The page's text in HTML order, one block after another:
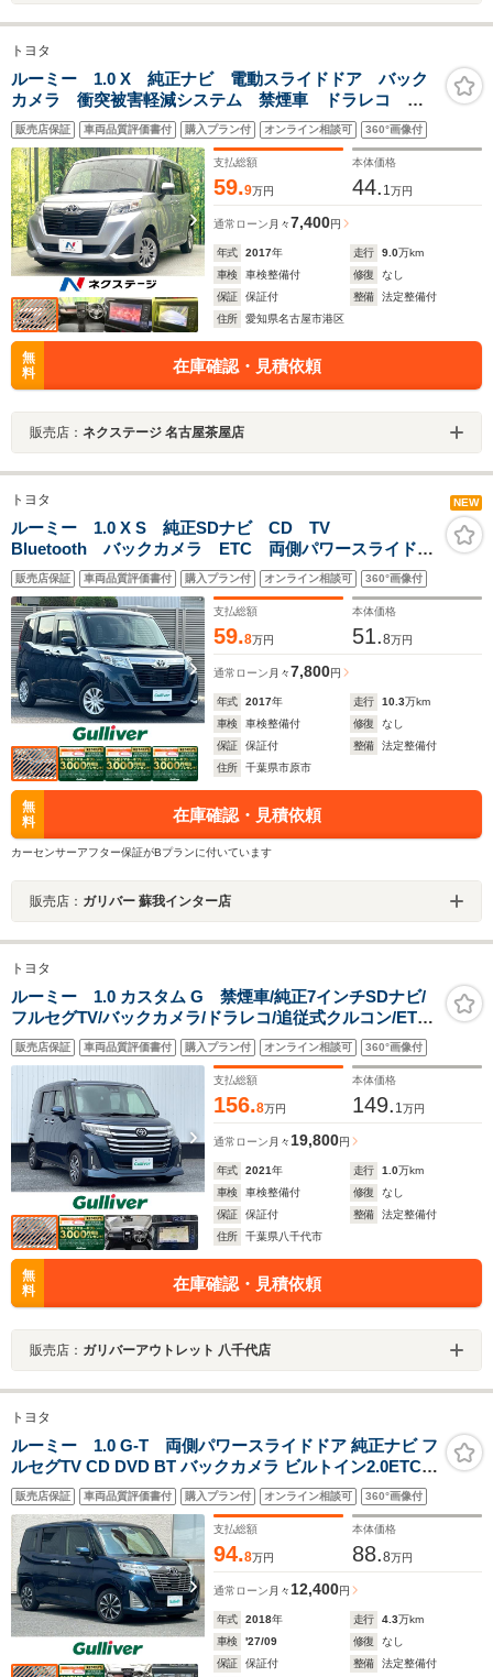
トヨタ
ルーミー 1.0 X 純正ナビ 電動スライドドア バック
カメラ 衝突被害軽減システム 禁煙車 ドラレコ ス
マートキー ETC オートライト Bluetooth CD
DVD再生 フルセグ
販売店保証 車両品質評価書付 購入プラン付 オンライン相談可 360°画像付
支払総額
59.9万円
本体価格
44. 1万円
通常ローン 月々7,400円
年式 2017年 走行 9.0万km
車検
車検整備付 修復
なし
保証
保証付 整備
法定整備付
住所
愛知県名古屋市港区
無
料
在庫確認・見積依頼
販売店： ネクステージ 名古屋茶屋店
トヨタ NEW
ルーミー 1.0 X S 純正SDナビ CD TV
Bluetooth バックカメラ ETC 両側パワースライドド
ア 衝突回避支援ブレーキ 誤発進抑制制御機能 車線
逸脱警報機能 先行車発進通知機能 クルーズコントロ
ール
販売店保証 車両品質評価書付 購入プラン付 オンライン相談可 360°画像付
支払総額
59.8万円
本体価格
51.8万円
通常ローン 月々7,800円
年式 2017年 走行 10.3万km
車検
車検整備付 修復
なし
保証
保証付 整備
法定整備付
住所
千葉県市原市
無
料
在庫確認・見積依頼
カーセンサーアフター保証がBプランに付いています
販売店： ガリバー 蘇我インター店
トヨタ
ルーミー 1.0 カスタム G 禁煙車/純正7インチSDナビ/
フルセグTV/バックカメラ/ドラレコ/追従式クルコン/ETC/
両側パワスラ/LEDヘッドライト/フォグランプ/オートライ
ト/電動格納ミラー/純正14インチAW/フロアマット/保証書
販売店保証 車両品質評価書付 購入プラン付 オンライン相談可 360°画像付
支払総額
156.8万円
本体価格
149. 1万円
通常ローン 月々19,800円
年式 2021年 走行 1.0万km
車検
車検整備付 修復
なし
保証
保証付 整備
法定整備付
住所
千葉県八千代市
無
料
在庫確認・見積依頼
販売店： ガリバーアウトレット 八千代店
トヨタ
ルーミー 1.0 G-T 両側パワースライドドア 純正ナビ フ
ルセグTV CD DVD BT バックカメラ ビルトイン2.0ETC
スマートキー2個 クルーズコントロール ドラレコ 衝突軽
減ブレーキ LEDオートライト レーンアシスト ステリモ
禁煙車
販売店保証 車両品質評価書付 購入プラン付 オンライン相談可 360°画像付
支払総額
94.8万円
本体価格
88.8万円
通常ローン 月々 12,400円
年式 2018年 走行 4.3万km
車検
'27/09 修復
なし
保証
保証付 整備
法定整備付